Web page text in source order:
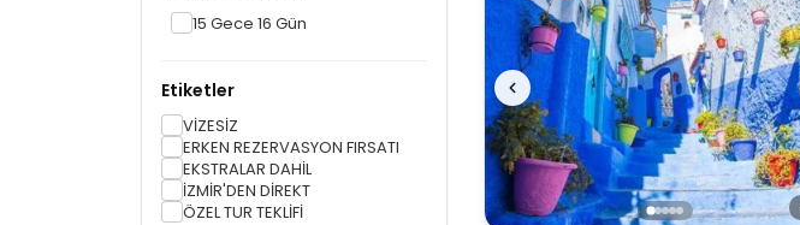
15 Gece 16 Gün
Etiketler
VİZESİZ
ERKEN REZERVASYON FIRSATI
EKSTRALAR DAHİL
İZMİR'DEN DİREKT
ÖZEL TUR TEKLİFİ